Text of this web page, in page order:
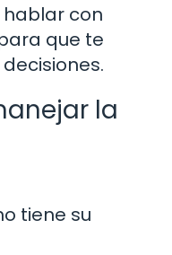
hablar con
que te
la
tiene su